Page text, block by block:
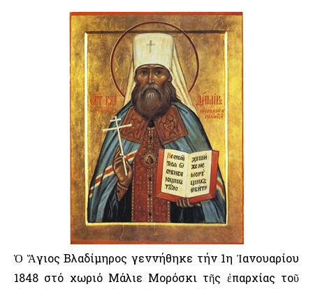
Ὁ Ἅγιος Βλαδίμηρος γεννήθηκε τήν 1η Ἰανουαρίου
1848 στό χωριό Μάλιε Μορόσκι τῆς ἐπαρχίας τοῦ